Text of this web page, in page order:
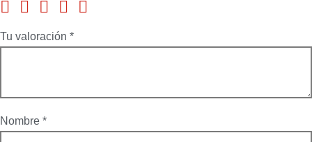
Tu valoración *
Nombre *